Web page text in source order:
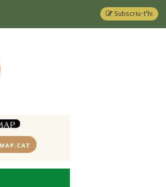
Subscriu-t'hi